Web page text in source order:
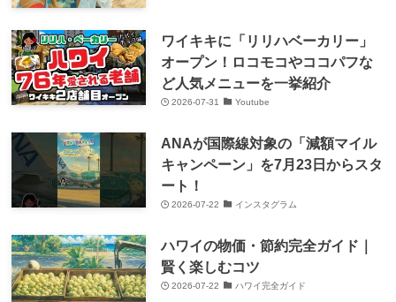
ワイキキに「リリハベーカリー」
オープン！ロコモコやココパフな
ど人気メニューを一挙紹介
2026-07-31 Youtube
ANAが国際線対象の「減額マイル
キャンペーン」を7月23日からスタ
ート！
2026-07-22 インスタグラム
ハワイの物価・節約完全ガイド｜
賢く楽しむコツ
2026-07-22 ハワイ完全ガイド